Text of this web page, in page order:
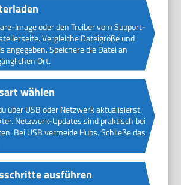
Image oder den Treiber vom Support-
Vergleiche Dateigröße und
angegeben. Speichere die Datei an
Ort.
wählen
über USB oder Netzwerk aktualisierst.
Netzwerk-Updates sind praktisch bei
Bei USB vermeide Hubs. Schließe das
ausführen